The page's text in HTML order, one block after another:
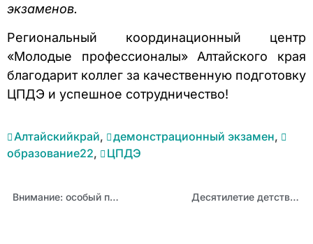
экзаменов.
Региональный координационный центр
«Молодые профессионалы» Алтайского края
благодарит коллег за качественную подготовку
ЦПДЭ и успешное сотрудничество!
Алтайскийкрай, демонстрационный экзамен,
образование22, ЦПДЭ
Внимание: особый противопожарный режим Десятилетие детства: опыт Алтайского края представлен на всероссийской конференции